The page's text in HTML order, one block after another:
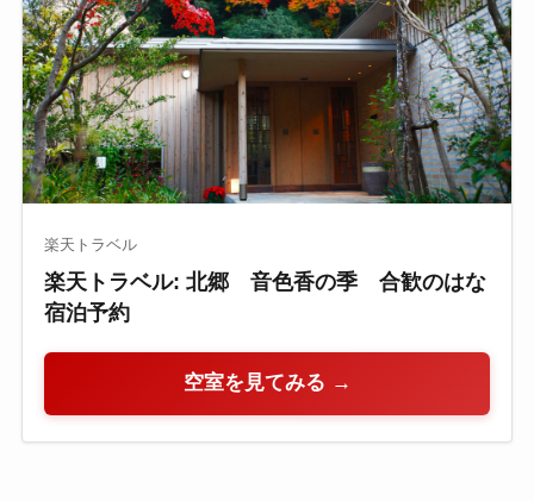
楽天トラベル
楽天トラベル: 北郷 音色香の季 合歓のはな
宿泊予約
空室を見てみる →